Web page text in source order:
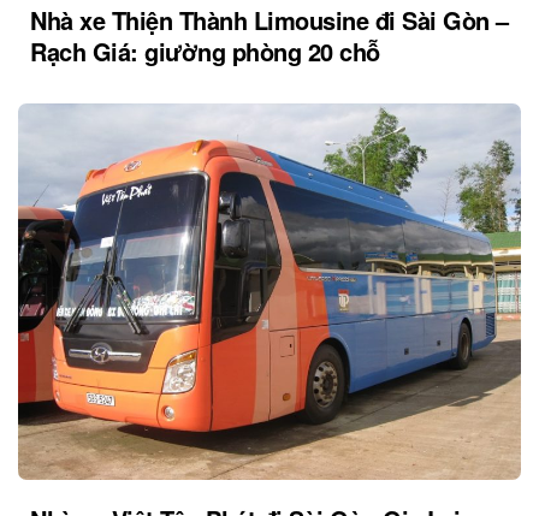
Nhà xe Thiện Thành Limousine đi Sài Gòn –
Rạch Giá: giường phòng 20 chỗ